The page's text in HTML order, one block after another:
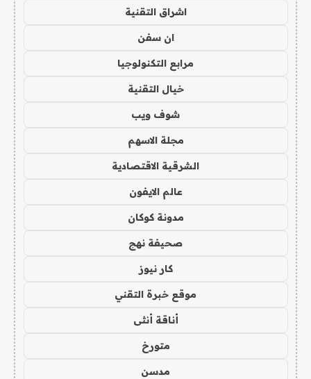
اشراق التقنية
ان سفن
مرابع التكنولوجيا
خيال التقنية
شوف ويب
مجلة الاسهم
الشرقية الاقتصادية
عالم الايفون
مدونة كوكان
صحيفة نهج
كار نيوز
موقع خبرة التقني
أناقة أنثى
متورخ
مدسن